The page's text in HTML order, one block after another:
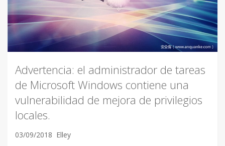
Advertencia: el administrador de tareas
de Microsoft Windows contiene una
vulnerabilidad de mejora de privilegios
locales.
03/09/2018 Elley